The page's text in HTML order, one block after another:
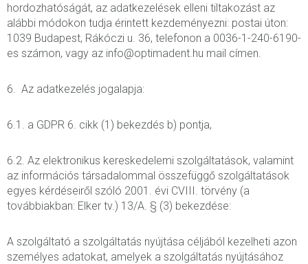
hordozhatóságát, az adatkezelések elleni tiltakozást az
alábbi módokon tudja érintett kezdeményezni: postai úton:
1039 Budapest, Rákóczi u. 36, telefonon a 0036-1-240-6190-
es számon, vagy az info@optimadent.hu mail címen.
6. Az adatkezelés jogalapja:
6.1. a GDPR 6. cikk (1) bekezdés b) pontja,
6.2. Az elektronikus kereskedelemi szolgáltatások, valamint
az információs társadalommal összefüggő szolgáltatások
egyes kérdéseiről szóló 2001. évi CVIII. törvény (a
továbbiakban: Elker tv.) 13/A. § (3) bekezdése:
A szolgáltató a szolgáltatás nyújtása céljából kezelheti azon
személyes adatokat, amelyek a szolgáltatás nyújtásához